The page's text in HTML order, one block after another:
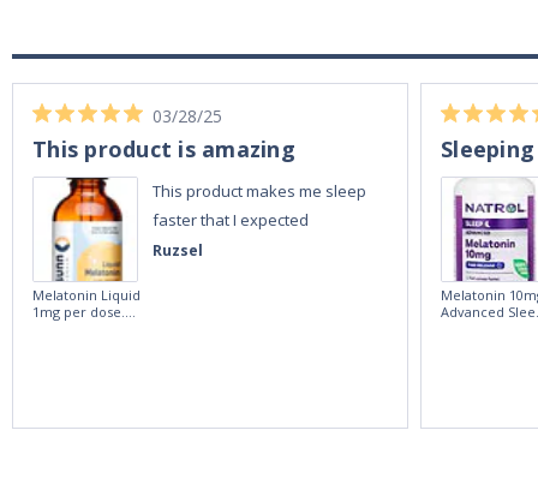
Ruzsel
03/28/25
This product is amazing
This product makes me sleep
faster that I expected
Melatonin Liquid
1mg per dose.
Melatonin
Advanced